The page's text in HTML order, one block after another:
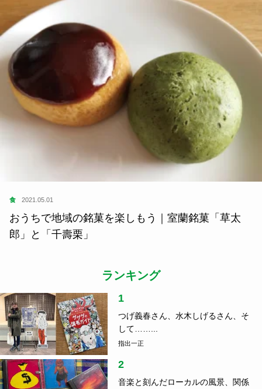
食 2021.05.01
おうちで地域の銘菓を楽しもう｜室蘭銘菓「草太
郎」と「千壽栗」
ランキング
1
つげ義春さん、水木しげるさん、そ
して……...
指出一正
2
音楽と刻んだローカルの風景、関係